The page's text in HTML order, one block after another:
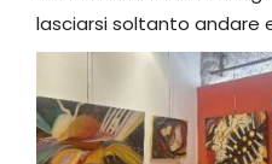
lasciarsi soltanto andare